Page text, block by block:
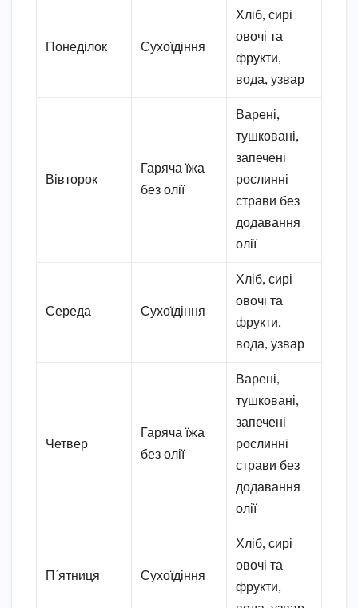
Понеділок Сухоїдіння
Хліб, сирі
овочі та
фрукти,
вода, узвар
Вівторок
Гаряча їжа
без олії
Варені,
тушковані,
запечені
рослинні
страви без
додавання
олії
Середа Сухоїдіння
Хліб, сирі
овочі та
фрукти,
вода, узвар
Четвер
Гаряча їжа
без олії
Варені,
тушковані,
запечені
рослинні
страви без
додавання
олії
П’ятниця Сухоїдіння
Хліб, сирі
овочі та
фрукти,